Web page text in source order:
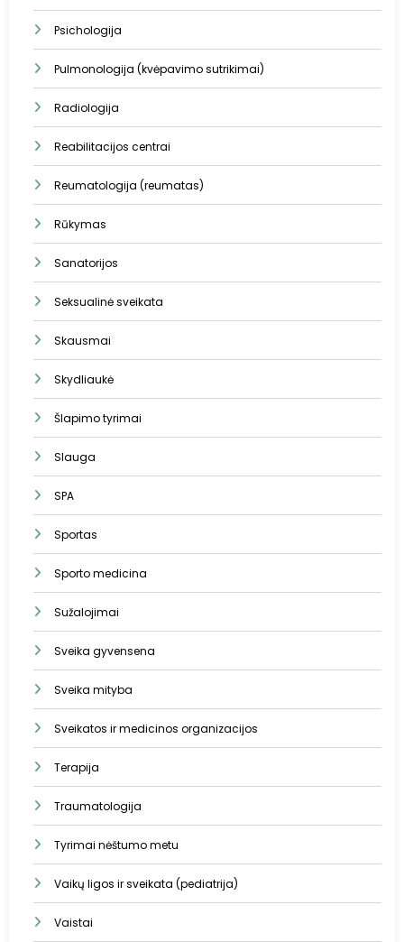
Psichologija
Pulmonologija (kvėpavimo sutrikimai)
Radiologija
Reabilitacijos centrai
Reumatologija (reumatas)
Rūkymas
Sanatorijos
Seksualinė sveikata
Skausmai
Skydliaukė
Šlapimo tyrimai
Slauga
SPA
Sportas
Sporto medicina
Sužalojimai
Sveika gyvensena
Sveika mityba
Sveikatos ir medicinos organizacijos
Terapija
Traumatologija
Tyrimai nėštumo metu
Vaikų ligos ir sveikata (pediatrija)
Vaistai